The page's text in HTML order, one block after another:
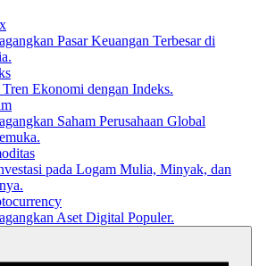
Pasar Keuangan Terbesar di
Ekonomi dengan Indeks.
Saham Perusahaan Global
pada Logam Mulia, Minyak, dan
Aset Digital Populer.